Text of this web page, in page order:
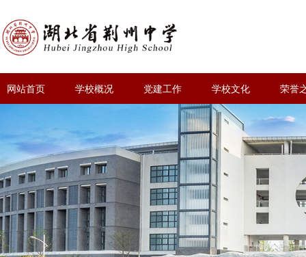
网站首页 学校概况 党建工作 学校文化 荣誉